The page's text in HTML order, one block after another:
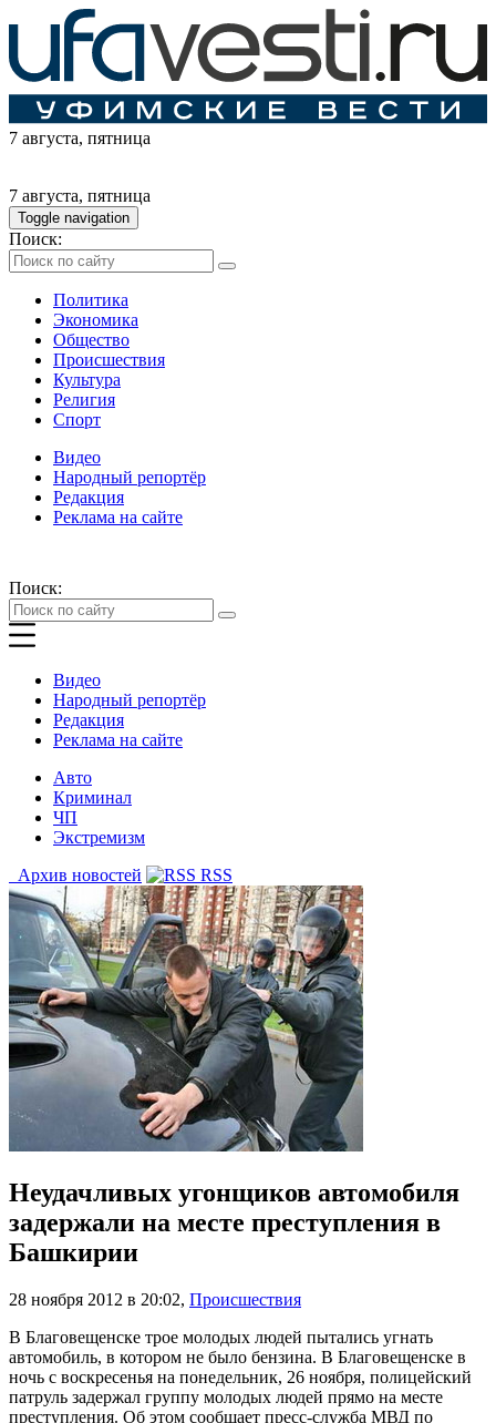
7 августа, пятница
7 августа, пятница
Toggle navigation
Поиск:
Политика
Экономика
Общество
Происшествия
Культура
Религия
Спорт
Видео
Народный репортёр
Редакция
Реклама на сайте
Поиск:
Видео
Народный репортёр
Редакция
Реклама на сайте
Авто
Криминал
ЧП
Экстремизм
Архив новостей
RSS
Неудачливых угонщиков автомобиля
задержали на месте преступления в
Башкирии
28 ноября 2012 в 20:02, Происшествия
В Благовещенске трое молодых людей пытались угнать
автомобиль, в котором не было бензина. В Благовещенске в
ночь с воскресенья на понедельник, 26 ноября, полицейский
патруль задержал группу молодых людей прямо на месте
преступления. Об этом сообщает пресс-служба МВД по